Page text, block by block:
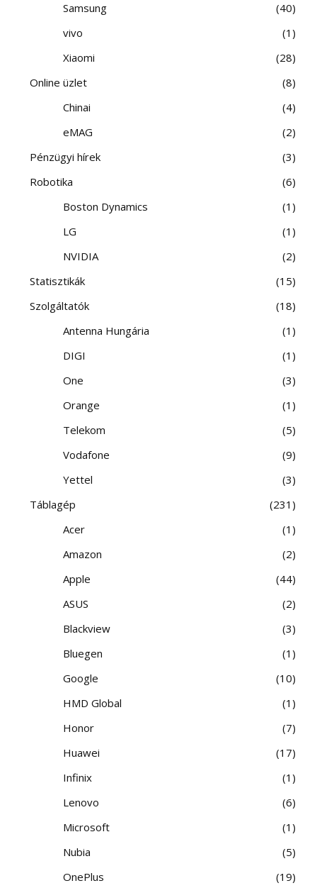
Samsung
40
vivo
1
Xiaomi
28
Online üzlet
8
Chinai
4
eMAG
2
Pénzügyi hírek
3
Robotika
6
Boston Dynamics
1
LG
1
NVIDIA
2
Statisztikák
15
Szolgáltatók
18
Antenna Hungária
1
DIGI
1
One
3
Orange
1
Telekom
5
Vodafone
9
Yettel
3
Táblagép
231
Acer
1
Amazon
2
Apple
44
ASUS
2
Blackview
3
Bluegen
1
Google
10
HMD Global
1
Honor
7
Huawei
17
Infinix
1
Lenovo
6
Microsoft
1
Nubia
5
OnePlus
19